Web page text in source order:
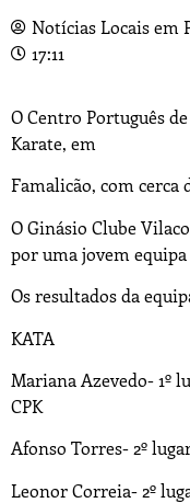
Notícias Locais em
17:11
O Centro Português
Karate, em
Famalicão, com cerca
O Ginásio Clube
por uma jovem equipa
Os resultados da
KATA
Mariana Azevedo- 1º
CPK
Afonso Torres- 2º
Leonor Correia- 2º